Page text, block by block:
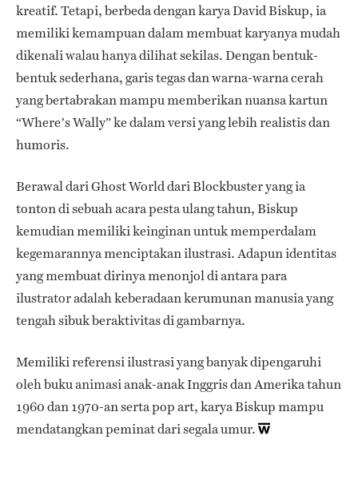
kreatif. Tetapi, berbeda dengan karya David Biskup, ia
memiliki kemampuan dalam membuat karyanya mudah
dikenali walau hanya dilihat sekilas. Dengan bentuk-
bentuk sederhana, garis tegas dan warna-warna cerah
yang bertabrakan mampu memberikan nuansa kartun
“Where’s Wally” ke dalam versi yang lebih realistis dan
humoris.
Berawal dari Ghost World dari Blockbuster yang ia
tonton di sebuah acara pesta ulang tahun, Biskup
kemudian memiliki keinginan untuk memperdalam
kegemarannya menciptakan ilustrasi. Adapun identitas
yang membuat dirinya menonjol di antara para
ilustrator adalah keberadaan kerumunan manusia yang
tengah sibuk beraktivitas di gambarnya.
Memiliki referensi ilustrasi yang banyak dipengaruhi
oleh buku animasi anak-anak Inggris dan Amerika tahun
1960 dan 1970-an serta pop art, karya Biskup mampu
mendatangkan peminat dari segala umur.